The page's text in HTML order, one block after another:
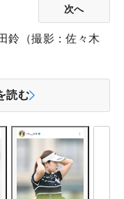
次へ
鈴（撮影：佐々木
読む